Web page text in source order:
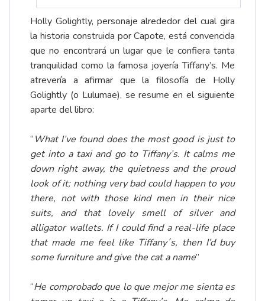
Holly Golightly, personaje alrededor del cual gira
la historia construida por Capote, está convencida
que no encontrará un lugar que le confiera tanta
tranquilidad como la famosa joyería Tiffany’s. Me
atrevería a afirmar que la filosofía de Holly
Golightly (o Lulumae), se resume en el siguiente
aparte del libro:
“What I’ve found does the most good is just to
get into a taxi and go to Tiffany’s. It calms me
down right away, the quietness and the proud
look of it; nothing very bad could happen to you
there, not with those kind men in their nice
suits, and that lovely smell of silver and
alligator wallets. If I could find a real-life place
that made me feel like Tiffany´s, then I’d buy
some furniture and give the cat a name”
“He comprobado que lo que mejor me sienta es